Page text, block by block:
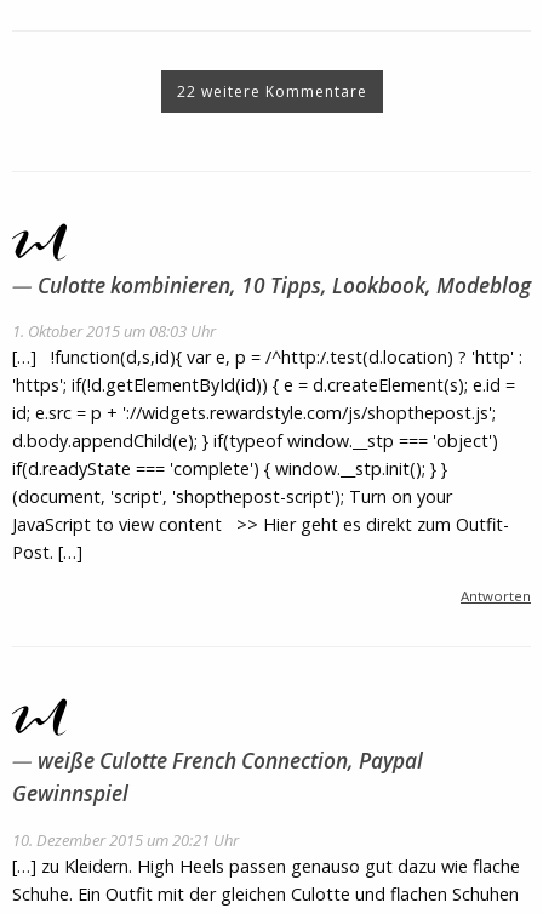
22 weitere Kommentare
Culotte kombinieren, 10 Tipps, Lookbook, Modeblog
1. Oktober 2015 um 08:03 Uhr
[…] !function(d,s,id){ var e, p = /^http:/.test(d.location) ? 'http' :
'https'; if(!d.getElementById(id)) { e = d.createElement(s); e.id =
id; e.src = p + '://widgets.rewardstyle.com/js/shopthepost.js';
d.body.appendChild(e); } if(typeof window.__stp === 'object')
if(d.readyState === 'complete') { window.__stp.init(); } }
(document, 'script', 'shopthepost-script'); Turn on your
JavaScript to view content >> Hier geht es direkt zum Outfit-
Post. […]
Antworten
weiße Culotte French Connection, Paypal
Gewinnspiel
10. Dezember 2015 um 20:21 Uhr
[…] zu Kleidern. High Heels passen genauso gut dazu wie flache
Schuhe. Ein Outfit mit der gleichen Culotte und flachen Schuhen